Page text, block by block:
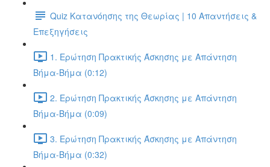
Quiz Κατανόησης της Θεωρίας | 10 Απαντήσεις &
Επεξηγήσεις
1. Ερώτηση Πρακτικής Άσκησης με Απάντηση
Βήμα-Βήμα (0:12)
2. Ερώτηση Πρακτικής Άσκησης με Απάντηση
Βήμα-Βήμα (0:09)
3. Ερώτηση Πρακτικής Άσκησης με Απάντηση
Βήμα-Βήμα (0:32)